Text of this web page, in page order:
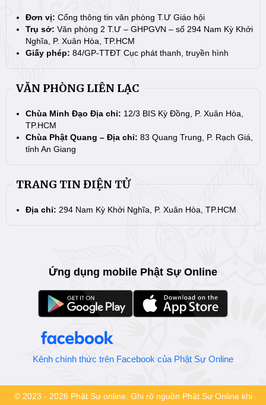
Đơn vị: Cổng thông tin văn phòng T.Ư Giáo hội
Trụ sở: Văn phòng 2 T.Ư – GHPGVN – số 294 Nam Kỳ Khởi
Nghĩa, P. Xuân Hòa, TP.HCM
Giấy phép: 84/GP-TTĐT Cục phát thanh, truyền hình
VĂN PHÒNG LIÊN LẠC
Chùa Minh Đạo Địa chỉ: 12/3 BIS Kỳ Đồng, P. Xuân Hòa,
TP.HCM
Chùa Phật Quang – Địa chỉ: 83 Quang Trung, P. Rạch Giá,
tỉnh An Giang
TRANG TIN ĐIỆN TỬ
Địa chỉ: 294 Nam Kỳ Khởi Nghĩa, P. Xuân Hòa, TP.HCM
Ứng dụng mobile Phật Sự Online
Kênh chính thức trên Facebook của Phật Sự Online
© 2023 - 2026 Phật Sự online. Ghi rõ nguồn Phật Sự Online khi